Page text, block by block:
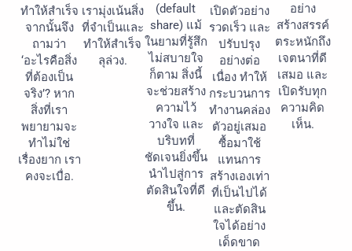
ทำให้สำเร็จ
จากนั้นจึง
ถามว่า
‘อะไรคือสิ่ง
ที่ต้องเป็น
จริง’? หาก
สิ่งที่เรา
พยายามจะ
ทำไม่ใช่
เรื่องยาก เรา
คงจะเบื่อ.
เรามุ่งเน้นสิ่ง
ที่จำเป็นและ
ทำให้สำเร็จ
ลุล่วง.
(default
share) แม้
ในยามที่รู้สึก
ไม่สบายใจ
ก็ตาม สิ่งนี้
จะช่วยสร้าง
ความไว้
วางใจ และ
บริบทที่
ชัดเจนยิ่งขึ้น
นำไปสู่การ
ตัดสินใจที่ดี
ขึ้น.
เปิดตัวอย่าง
รวดเร็ว และ
ปรับปรุง
อย่างต่อ
เนื่อง ทำให้
กระบวนการ
ทำงานคล่อง
ตัวอยู่เสมอ
ซื้อมาใช้
แทนการ
สร้างเองเท่า
ที่เป็นไปได้
และตัดสิน
ใจได้อย่าง
เด็ดขาด
อย่าง
สร้างสรรค์
ตระหนักถึง
เจตนาที่ดี
เสมอ และ
เปิดรับทุก
ความคิด
เห็น.